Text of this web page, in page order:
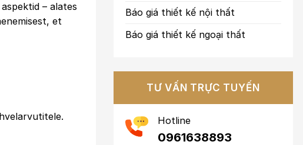
– alates
et
Báo giá thiết kế nội thất
Báo giá thiết kế ngoại thất
TƯ VẤN TRỰC TUYẾN
Hotline
0961638893